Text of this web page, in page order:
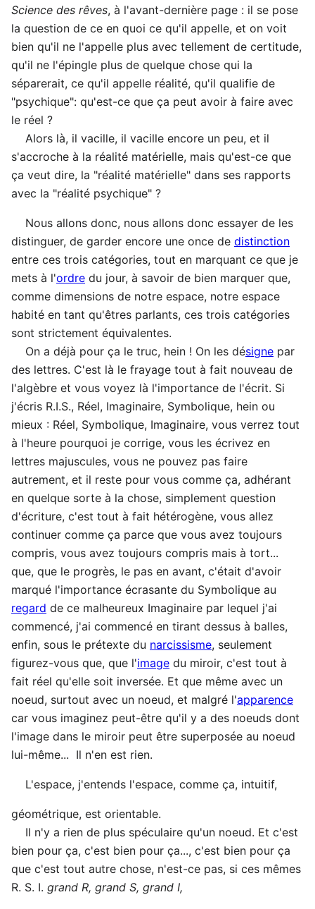
Science des rêves, à l'avant-dernière page : il se pose
la question de ce en quoi ce qu'il appelle, et on voit
bien qu'il ne l'appelle plus avec tellement de certitude,
qu'il ne l'épingle plus de quelque chose qui la
séparerait, ce qu'il appelle réalité, qu'il qualifie de
"psychique": qu'est-ce que ça peut avoir à faire avec
le réel ?
Alors là, il vacille, il vacille encore un peu, et il
s'accroche à la réalité matérielle, mais qu'est-ce que
ça veut dire, la "réalité matérielle" dans ses rapports
avec la "réalité psychique" ?
Nous allons donc, nous allons donc essayer de les
distinguer, de garder encore une once de distinction
entre ces trois catégories, tout en marquant ce que je
mets à l'ordre du jour, à savoir de bien marquer que,
comme dimensions de notre espace, notre espace
habité en tant qu'êtres parlants, ces trois catégories
sont strictement équivalentes.
On a déjà pour ça le truc, hein ! On les désigne par
des lettres. C'est là le frayage tout à fait nouveau de
l'algèbre et vous voyez là l'importance de l'écrit. Si
j'écris R.I.S., Réel, Imaginaire, Symbolique, hein ou
mieux : Réel, Symbolique, Imaginaire, vous verrez tout
à l'heure pourquoi je corrige, vous les écrivez en
lettres majuscules, vous ne pouvez pas faire
autrement, et il reste pour vous comme ça, adhérant
en quelque sorte à la chose, simplement question
d'écriture, c'est tout à fait hétérogène, vous allez
continuer comme ça parce que vous avez toujours
compris, vous avez toujours compris mais à tort...
que, que le progrès, le pas en avant, c'était d'avoir
marqué l'importance écrasante du Symbolique au
regard de ce malheureux Imaginaire par lequel j'ai
commencé, j'ai commencé en tirant dessus à balles,
enfin, sous le prétexte du narcissisme, seulement
figurez-vous que, que l'image du miroir, c'est tout à
fait réel qu'elle soit inversée. Et que même avec un
noeud, surtout avec un noeud, et malgré l'apparence
car vous imaginez peut-être qu'il y a des noeuds dont
l'image dans le miroir peut être superposée au noeud
lui-même... Il n'en est rien.
L'espace, j'entends l'espace, comme ça, intuitif,
géométrique, est orientable.
Il n'y a rien de plus spéculaire qu'un noeud. Et c'est
bien pour ça, c'est bien pour ça..., c'est bien pour ça
que c'est tout autre chose, n'est-ce pas, si ces mêmes
R. S. I. grand R, grand S, grand I,